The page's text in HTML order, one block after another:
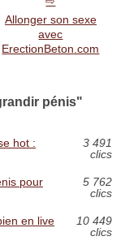
Allonger son sexe
avec
ErectionBeton.com
pénis"
hot :
3 491
clics
pour
5 762
clics
en live
10 449
clics